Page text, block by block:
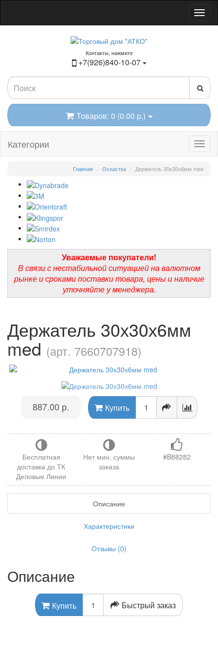
Контакты, нажмите
+7(926)840-10-07
Товаров: 0 (0.00 р.)
Категории
Главная Оснастка Держатель 30х30х6мм med
Уважаемые покупатели!
В связи с нестабильной ситуацией на валютном
рынке и сроками поставки товара, цены и наличие
уточняйте у менеджера.
Держатель 30х30х6мм
med (арт. 7660707918)
887.00 р. Купить
Бесплатная
доставка до ТК
Деловые Линии
Нет мин. суммы
заказа
#B88282
Описание
Характеристики
Отзывы (0)
Описание
Купить Быстрый заказ